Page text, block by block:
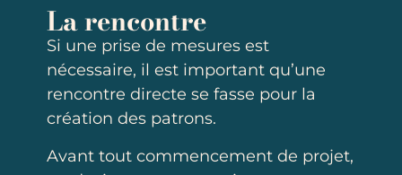
La rencontre
Si une prise de mesures est
nécessaire, il est important qu’une
rencontre directe se fasse pour la
création des patrons.
Avant tout commencement de projet,